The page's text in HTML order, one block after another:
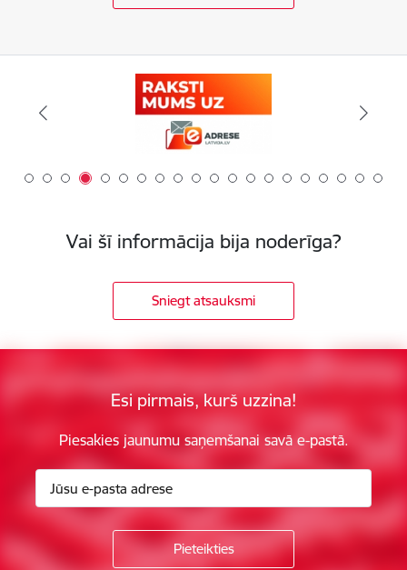
Vai šī informācija bija noderīga?
Sniegt atsauksmi
Esi pirmais, kurš uzzina!
Piesakies jaunumu saņemšanai savā e-pastā.